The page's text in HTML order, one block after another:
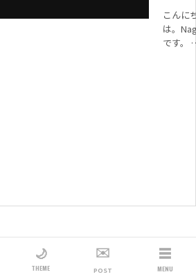
こんに
は。
です。
🌙
THEME
✉️
POST
☰
MENU